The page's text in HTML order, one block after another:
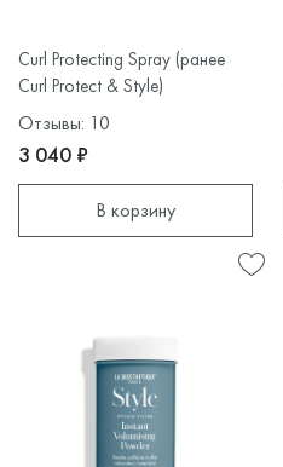
Curl Protecting Spray (ранее
Curl Protect & Style)
Отзывы: 10
3 040 ₽
В корзину